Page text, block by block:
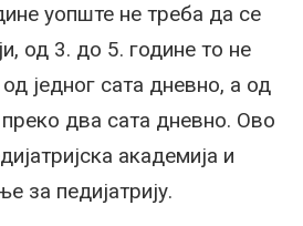
уопште не треба да се
од 3. до 5. године то не
једног сата дневно, а од
два сата дневно. Ово
академија и
за педијатрију.